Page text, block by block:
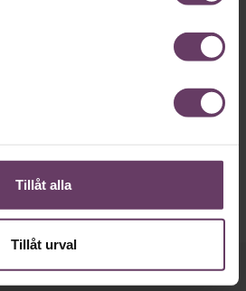
Tillåt alla
Tillåt urval
drömmer unga
drömmer om en chefsroll,
dem vill bli chefer – och det är inte
första hand.